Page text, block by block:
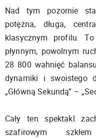
Nad tym pozornie
potężna, długa,
klasycznym profilu.
płynnym, powolnym
28 800 wahnięć
dynamiki i swoistego
„Główną Sekundą” –
Cały ten spektakl
szafirowym